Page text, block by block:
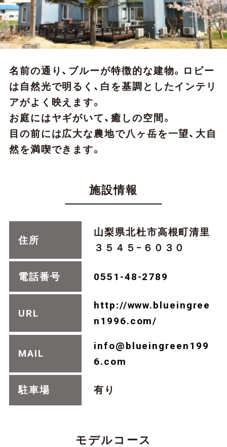
名前の通り、ブルーが特徴的な建物。ロビー
は自然光で明るく、白を基調としたインテリ
アがよく映えます。
お庭にはヤギがいて、癒しの空間。
目の前には広大な農地で八ヶ岳を一望、大自
然を満喫できます。
施設情報
住所
山梨県北杜市高根町清里
３５４５−６０３０
電話番号 0551-48-2789
URL
http://www.blueingree
n1996.com/
MAIL
info@blueingreen199
6.com
駐車場 有り
モデルコース